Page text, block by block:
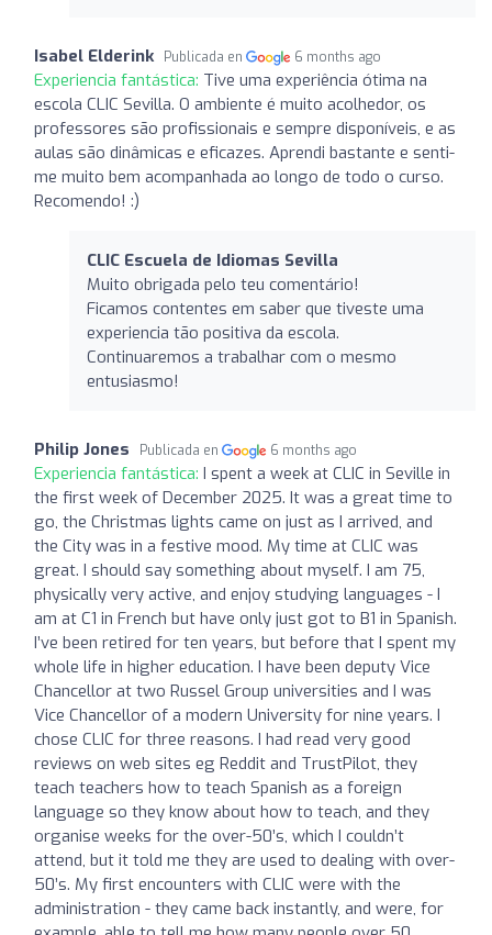
Isabel Elderink Publicada en 6 months ago
Experiencia fantástica: Tive uma experiência ótima na
escola CLIC Sevilla. O ambiente é muito acolhedor, os
professores são profissionais e sempre disponíveis, e as
aulas são dinâmicas e eficazes. Aprendi bastante e senti-
me muito bem acompanhada ao longo de todo o curso.
Recomendo! :)
CLIC Escuela de Idiomas Sevilla
Muito obrigada pelo teu comentário!
Ficamos contentes em saber que tiveste uma
experiencia tão positiva da escola.
Continuaremos a trabalhar com o mesmo
entusiasmo!
Philip Jones Publicada en 6 months ago
Experiencia fantástica: I spent a week at CLIC in Seville in
the first week of December 2025. It was a great time to
go, the Christmas lights came on just as I arrived, and
the City was in a festive mood. My time at CLIC was
great. I should say something about myself. I am 75,
physically very active, and enjoy studying languages - I
am at C1 in French but have only just got to B1 in Spanish.
I’ve been retired for ten years, but before that I spent my
whole life in higher education. I have been deputy Vice
Chancellor at two Russel Group universities and I was
Vice Chancellor of a modern University for nine years. I
chose CLIC for three reasons. I had read very good
reviews on web sites eg Reddit and TrustPilot, they
teach teachers how to teach Spanish as a foreign
language so they know about how to teach, and they
organise weeks for the over-50’s, which I couldn’t
attend, but it told me they are used to dealing with over-
50’s. My first encounters with CLIC were with the
administration - they came back instantly, and were, for